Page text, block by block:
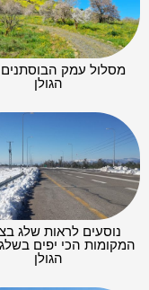
מסלול עמק
הגולן
נוסעים לראות שלג
המקומות הכי יפים
הגולן